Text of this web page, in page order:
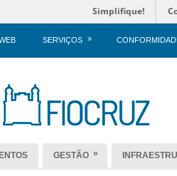
Simplifique!
SERVIÇOS »
GESTÃO »